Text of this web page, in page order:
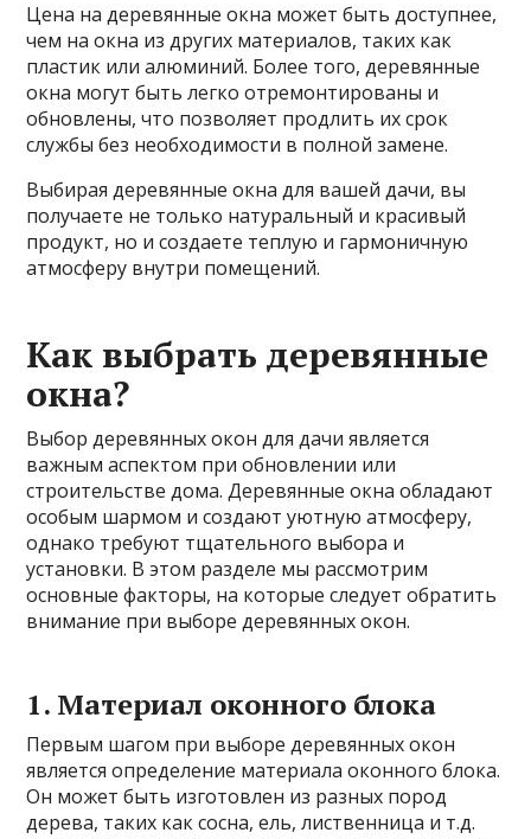
Цена на деревянные окна может быть доступнее,
чем на окна из других материалов, таких как
пластик или алюминий. Более того, деревянные
окна могут быть легко отремонтированы и
обновлены, что позволяет продлить их срок
службы без необходимости в полной замене.
Выбирая деревянные окна для вашей дачи, вы
получаете не только натуральный и красивый
продукт, но и создаете теплую и гармоничную
атмосферу внутри помещений.
Как выбрать деревянные
окна?
Выбор деревянных окон для дачи является
важным аспектом при обновлении или
строительстве дома. Деревянные окна обладают
особым шармом и создают уютную атмосферу,
однако требуют тщательного выбора и
установки. В этом разделе мы рассмотрим
основные факторы, на которые следует обратить
внимание при выборе деревянных окон.
1. Материал оконного блока
Первым шагом при выборе деревянных окон
является определение материала оконного блока.
Он может быть изготовлен из разных пород
дерева, таких как сосна, ель, лиственница и т.д.